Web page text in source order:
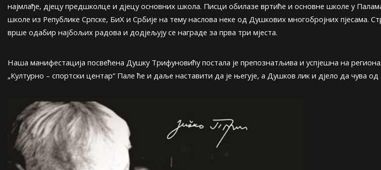
најмлађе, дјецу предшколце и дјецу основних школа. Писци обилазе вртиће и основне школе у
школе из Републике Српске, БиХ и Србије на тему наслова неке од Душкових многобројних
врше одабир најбољих радова и додјељују се награде за прва три мјеста.
Наша манифестација посвећена Душку Трифуновићу постала је препознатљива и успјешна на
„Културно – спортски центар“ Пале ће и даље наставити да је његује, а Душков лик и дјело да чува од